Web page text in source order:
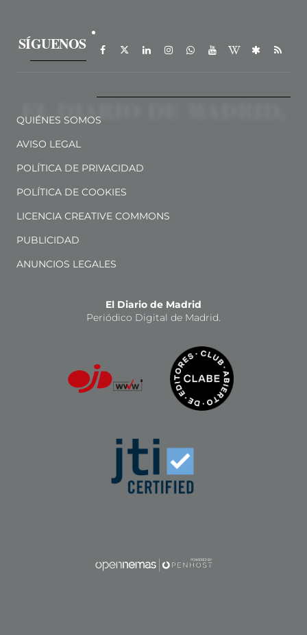
SÍGUENOS
QUIÉNES SOMOS
AVISO LEGAL
POLÍTICA DE PRIVACIDAD
POLÍTICA DE COOKIES
LICENCIA CREATIVE COMMONS
PUBLICIDAD
ANUNCIOS LEGALES
El Diario de Madrid
Periódico Digital de Madrid.